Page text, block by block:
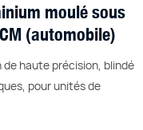
moulé sous
(automobile)
de haute précision, blindé
pour unités de